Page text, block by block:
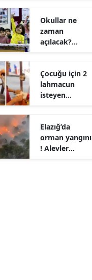
çekilecek?
Sonuçlar ne
zaman
Okullar ne
zaman
açılacak?
öğretim yılı
okul açılış
tarihleri
Çocuğu için 2
lahmacun
isteyen
Elazığ’da
orman yangını
! Alevler